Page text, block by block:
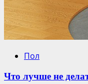
Пол
Что лучше не